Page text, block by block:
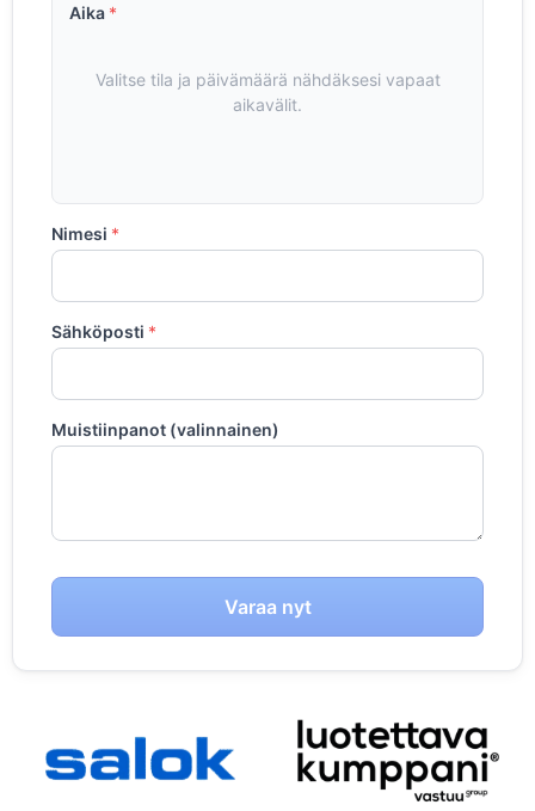
Aika *
Valitse tila ja päivämäärä nähdäksesi vapaat
aikavälit.
Nimesi *
Sähköposti *
Muistiinpanot (valinnainen)
Varaa nyt